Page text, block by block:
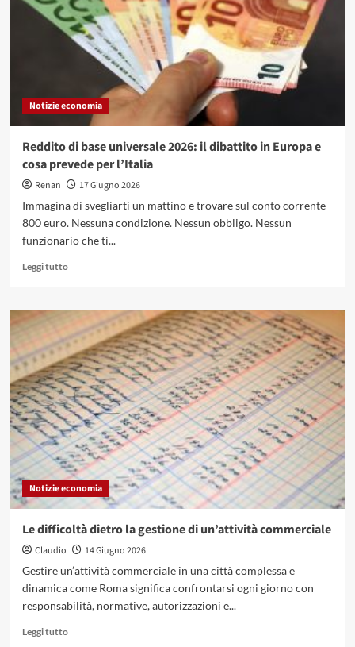
italiane
che
stanno
cambiando
di
business
Notizie economia
Reddito di base universale 2026: il dibattito in Europa e
cosa prevede per l’Italia
Renan
17 Giugno 2026
Immagina di svegliarti un mattino e trovare sul conto corrente
800 euro. Nessuna condizione. Nessun obbligo. Nessun
funzionario che ti...
Leggi tuttoLeggi
su
Reddito
di
base
universale
2026:
il
dibattito
in
Europa
e
cosa
prevede
Notizie economia
Le difficoltà dietro la gestione di un’attività commerciale
Claudio
14 Giugno 2026
Gestire un’attività commerciale in una città complessa e
dinamica come Roma significa confrontarsi ogni giorno con
responsabilità, normative, autorizzazioni e...
Leggi tuttoLeggi